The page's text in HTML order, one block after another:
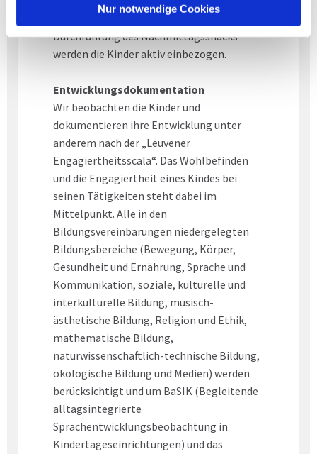
Nur notwendige Cookies
hauswirtschaftlichen Vorbereitungen und
Durchführung des Nachmittagssnacks
werden die Kinder aktiv einbezogen.
Entwicklungsdokumentation
Wir beobachten die Kinder und
dokumentieren ihre Entwicklung unter
anderem nach der „Leuvener
Engagiertheitsscala“. Das Wohlbefinden
und die Engagiertheit eines Kindes bei
seinen Tätigkeiten steht dabei im
Mittelpunkt. Alle in den
Bildungsvereinbarungen niedergelegten
Bildungsbereiche (Bewegung, Körper,
Gesundheit und Ernährung, Sprache und
Kommunikation, soziale, kulturelle und
interkulturelle Bildung, musisch-
ästhetische Bildung, Religion und Ethik,
mathematische Bildung,
naturwissenschaftlich-technische Bildung,
ökologische Bildung und Medien) werden
berücksichtigt und um BaSIK (Begleitende
alltagsintegrierte
Sprachentwicklungsbeobachtung in
Kindertageseinrichtungen) und das